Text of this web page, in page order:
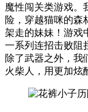
魔性闯关类游戏。
险，穿越猫咪的森
架走的妹妹！游戏
一系列连招击败阻
除了武器之外，我
火柴人，用更加炫